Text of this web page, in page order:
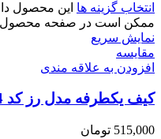
انتخاب گزینه ها این محصول
ممکن است در صفحه محصول
نمایش سریع
مقايسه
افزودن به علاقه مندی
کیف یکطرفه مدل رز کد 3224
515,000 تومان